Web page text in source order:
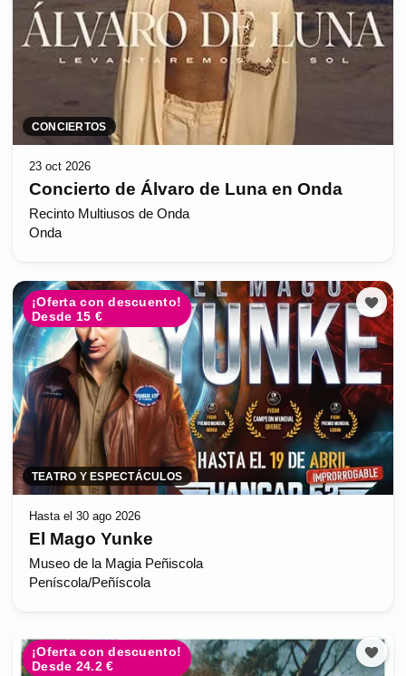
CONCIERTOS
23 oct 2026
Concierto de Álvaro de Luna en Onda
Recinto Multiusos de Onda
Onda
¡Oferta con descuento!
Desde 15 €
TEATRO Y ESPECTÁCULOS
Hasta el 30 ago 2026
El Mago Yunke
Museo de la Magia Peñiscola
Peníscola/Peñíscola
¡Oferta con descuento!
Desde 24.2 €